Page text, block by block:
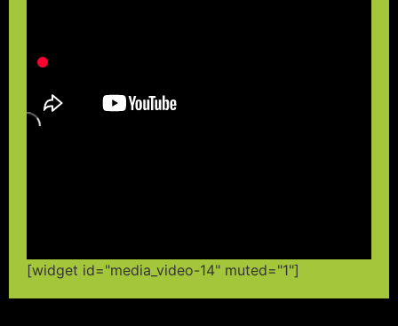
[widget id="media_video-14" muted="1"]